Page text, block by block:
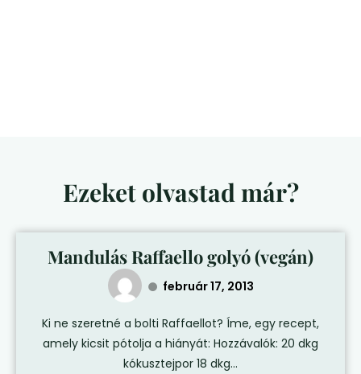
Ezeket olvastad már?
Mandulás Raffaello golyó (vegán)
február 17, 2013
Ki ne szeretné a bolti Raffaellot? Íme, egy recept,
amely kicsit pótolja a hiányát: Hozzávalók: 20 dkg
kókusztejpor 18 dkg...